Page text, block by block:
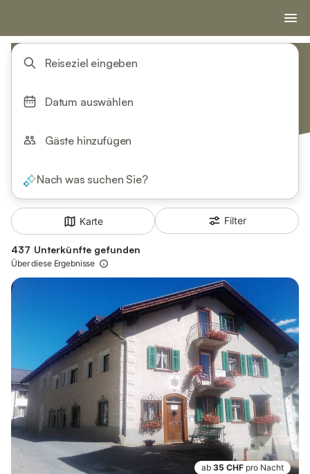
Reiseziel eingeben
Datum auswählen
Gäste hinzufügen
Nach was suchen Sie?
Karte Filter
437 Unterkünfte gefunden
Über diese Ergebnisse
ab 35 CHF pro Nacht